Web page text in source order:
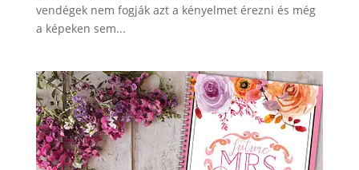
vendégek nem fogják azt a kényelmet érezni és még
a képeken sem...